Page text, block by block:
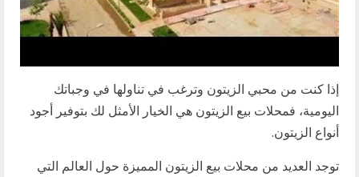
إذا كنت من محبي الزيتون وترغب في تناولها في وجباتك
اليومية، فمحلات بيع الزيتون هي الخيار الأمثل لك بتوفير أجود
أنواع الزيتون.
توجد العديد من محلات بيع الزيتون المميزة حول العالم التي